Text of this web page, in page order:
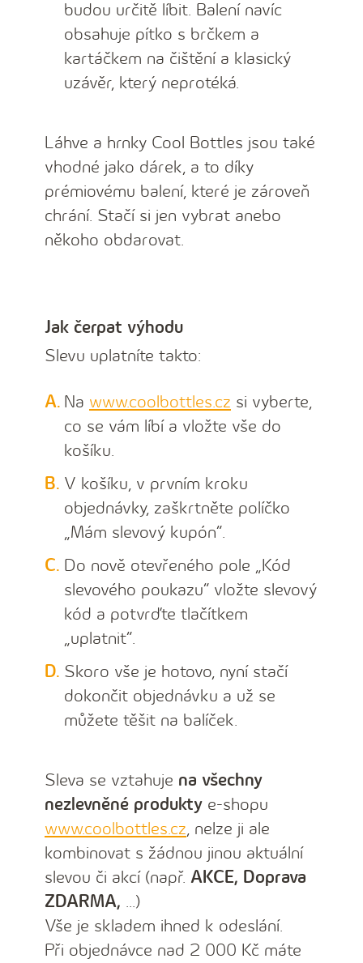
budou určitě líbit. Balení navíc
obsahuje pítko s brčkem a
kartáčkem na čištění a klasický
uzávěr, který neprotéká.
Láhve a hrnky Cool Bottles jsou také
vhodné jako dárek, a to díky
prémiovému balení, které je zároveň
chrání. Stačí si jen vybrat anebo
někoho obdarovat.
Jak čerpat výhodu
Slevu uplatníte takto:
Na www.coolbottles.cz si vyberte,
co se vám líbí a vložte vše do
košíku.
V košíku, v prvním kroku
objednávky, zaškrtněte políčko
„Mám slevový kupón“.
Do nově otevřeného pole „Kód
slevového poukazu“ vložte slevový
kód a potvrďte tlačítkem
„uplatnit“.
Skoro vše je hotovo, nyní stačí
dokončit objednávku a už se
můžete těšit na balíček.
Sleva se vztahuje na všechny
nezlevněné produkty e-shopu
www.coolbottles.cz, nelze ji ale
kombinovat s žádnou jinou aktuální
slevou či akcí (např. AKCE, Doprava
ZDARMA, ...)
Vše je skladem ihned k odeslání.
Při objednávce nad 2 000 Kč máte